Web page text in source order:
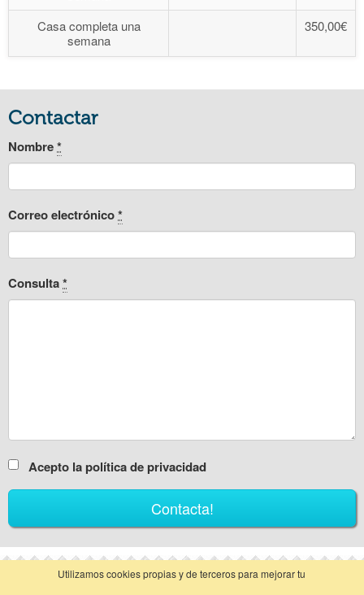
Casa completa una
semana
350,00€
Contactar
Nombre*
Correo electrónico*
Consulta*
Acepto la política de privacidad
Utilizamos cookies propias y de terceros para mejorar tu